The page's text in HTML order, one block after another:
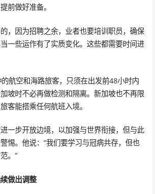
前做好准备。
，因为招聘之余，业者也要培训职员，确保
一些运作有了实质变化。这些都需要时间进
航空和海路旅客，只须在出发前48小时内
坡时不必再做检测和隔离。新加坡也不再限
客能搭乘任何航班入境。
一步开放边境，以加强与世界衔接，但与此
惕。他说：“我们要学习与冠病共存，但也
。”
做出调整